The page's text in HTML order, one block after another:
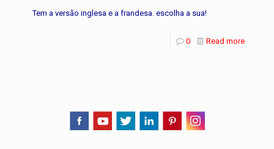
Tem a versão inglesa e a frandesa. escolha a sua!
0 Read more